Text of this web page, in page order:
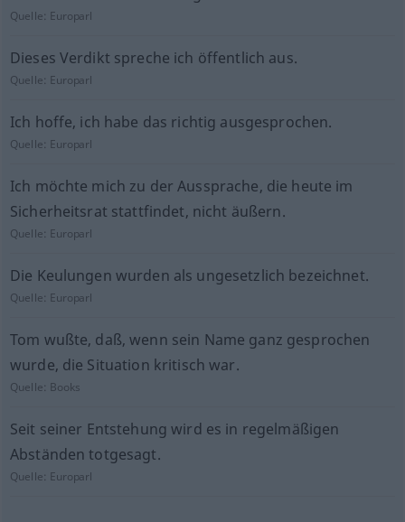
Quelle: Europarl
Dieses Verdikt spreche ich öffentlich aus.
Quelle: Europarl
Ich hoffe, ich habe das richtig ausgesprochen.
Quelle: Europarl
Ich möchte mich zu der Aussprache, die heute im
Sicherheitsrat stattfindet, nicht äußern.
Quelle: Europarl
Die Keulungen wurden als ungesetzlich bezeichnet.
Quelle: Europarl
Tom wußte, daß, wenn sein Name ganz gesprochen
wurde, die Situation kritisch war.
Quelle: Books
Seit seiner Entstehung wird es in regelmäßigen
Abständen totgesagt.
Quelle: Europarl